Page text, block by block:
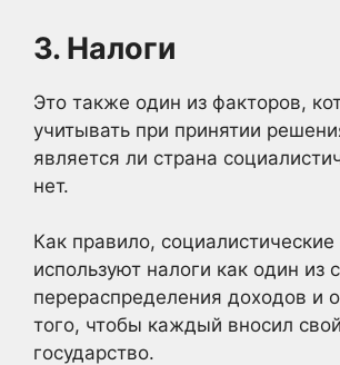
3. Налоги
Это также один из факторов,
учитывать при принятии
является ли страна
нет.
Как правило,
используют налоги как один из
перераспределения доходов и
того, чтобы каждый вносил
государство.